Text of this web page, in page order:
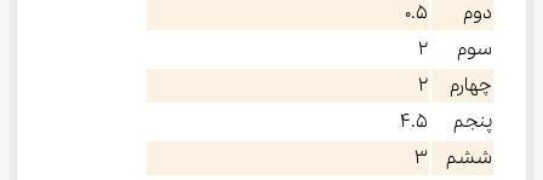
دوم
۰.۵
سوم
۲
چهارم
۲
پنجم
۴.۵
ششم
۳